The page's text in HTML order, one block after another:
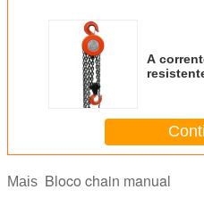
A
queda
Mais Bloco chain manual